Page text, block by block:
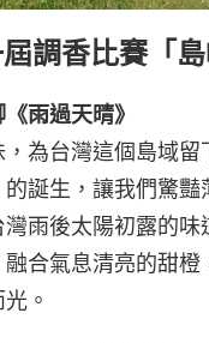
調香比賽「島
雨過天晴》
為台灣這個島域留
誕生，讓我們驚豔
雨後太陽初露的味
合氣息清亮的甜橙
。